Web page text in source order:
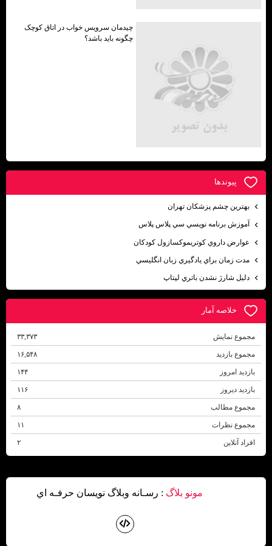
چیدمان سرویس خواب در اتاق کوچک
چگونه باید باشد؟
پيوندها
بهترين چشم پزشكان تهران
آموزش برنامه نويسي سي پلاس پلاس
عوارض داروي كوتريموكسازول كودكان
مدت زمان براي يادگيري زبان انگليسي
دليل شارژ نشدن باتري لپتاپ
خلاصه آمار
مجموع نمایش‌ ۳۳,۳۷۳
مجموع بازدید ۱۶,۵۴۸
بازدید امروز ۱۴۴
بازدید دیروز ۱۱۶
مجموع مطالب ۸
مجموع نظرات ۱۱
افراد آنلاین ۲
مونو بلاگ : رسـانه وبلاگ نويسان حرفـه اي